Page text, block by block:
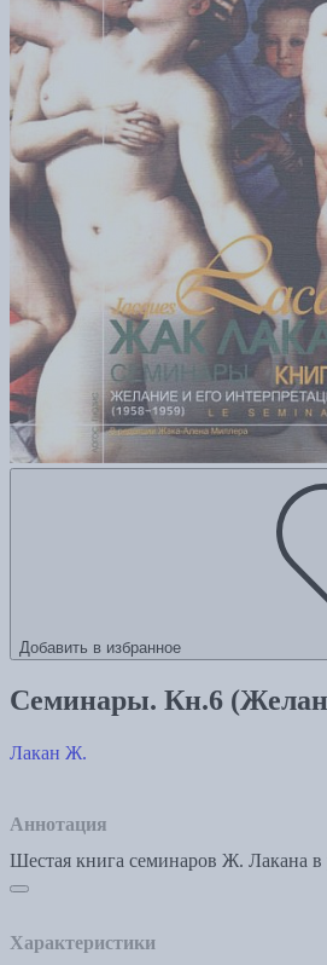
Добавить в избранное
Семинары. Кн.6
Лакан Ж.
Аннотация
Шестая книга семинаров Ж. Лакана
Характеристики